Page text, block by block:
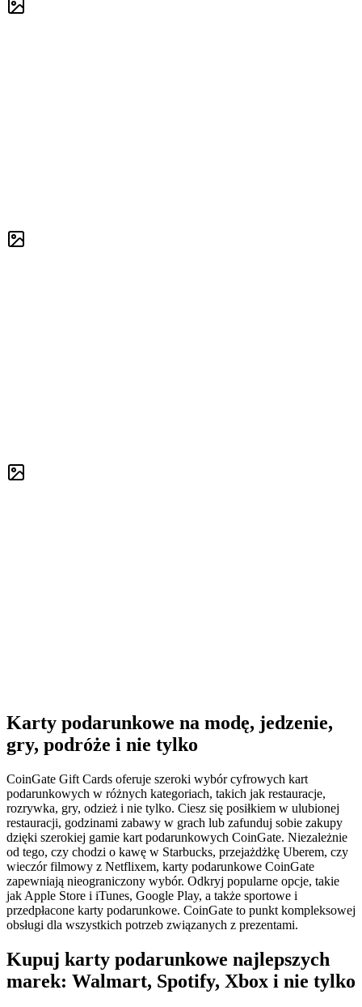
Karty podarunkowe na modę, jedzenie,
gry, podróże i nie tylko
CoinGate Gift Cards oferuje szeroki wybór cyfrowych kart
podarunkowych w różnych kategoriach, takich jak restauracje,
rozrywka, gry, odzież i nie tylko. Ciesz się posiłkiem w ulubionej
restauracji, godzinami zabawy w grach lub zafunduj sobie zakupy
dzięki szerokiej gamie kart podarunkowych CoinGate. Niezależnie
od tego, czy chodzi o kawę w Starbucks, przejażdżkę Uberem, czy
wieczór filmowy z Netflixem, karty podarunkowe CoinGate
zapewniają nieograniczony wybór. Odkryj popularne opcje, takie
jak Apple Store i iTunes, Google Play, a także sportowe i
przedpłacone karty podarunkowe. CoinGate to punkt kompleksowej
obsługi dla wszystkich potrzeb związanych z prezentami.
Kupuj karty podarunkowe najlepszych
marek: Walmart, Spotify, Xbox i nie tylko